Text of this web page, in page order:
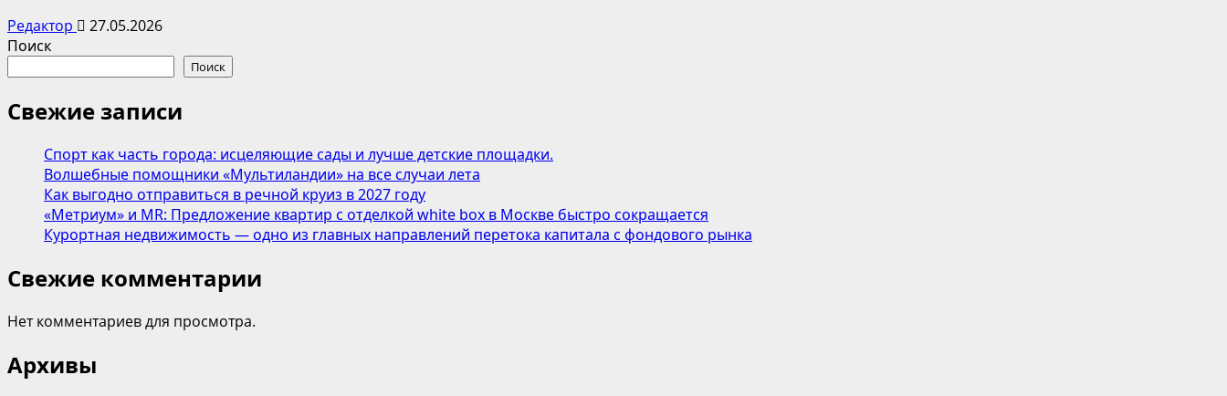
Редактор
27.05.2026
Поиск
Поиск
Свежие записи
Спорт как часть города: исцеляющие сады и лучше детские площадки.
Волшебные помощники «Мультиландии» на все случаи лета
Как выгодно отправиться в речной круиз в 2027 году
«Метриум» и MR: Предложение квартир с отделкой white box в Москве быстро сокращается
Курортная недвижимость — одно из главных направлений перетока капитала с фондового рынка
Свежие комментарии
Нет комментариев для просмотра.
Архивы